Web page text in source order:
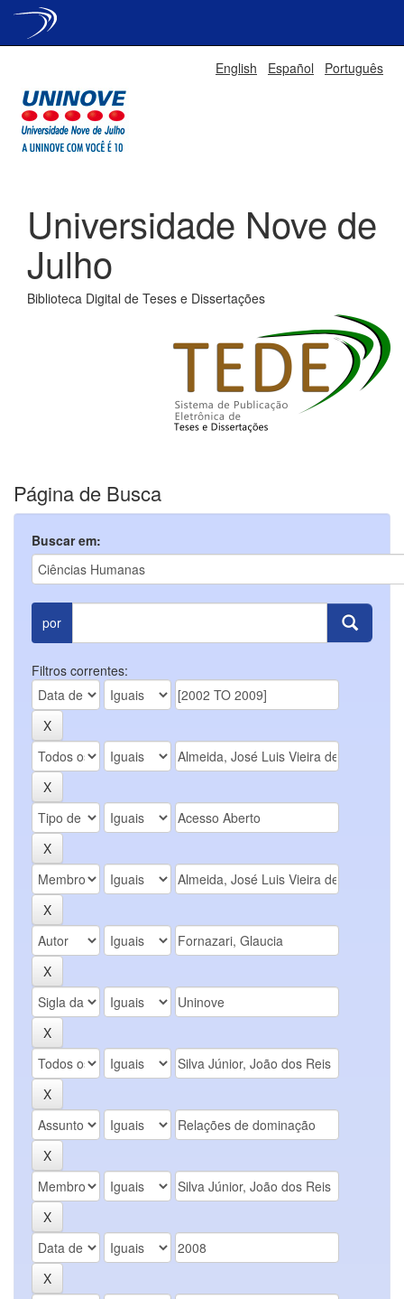
English Español Português
Universidade Nove de
Julho
Biblioteca Digital de Teses e Dissertações
Página de Busca
Buscar em:
por
Filtros correntes: